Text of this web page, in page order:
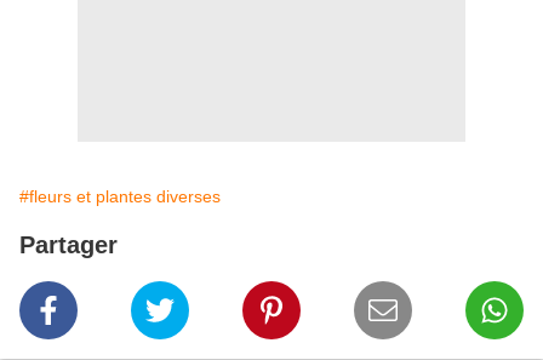
#fleurs et plantes diverses
Partager